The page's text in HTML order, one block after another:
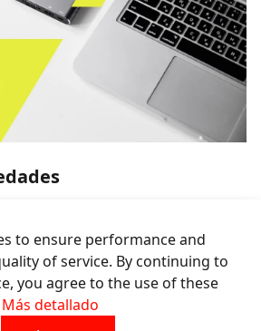
de Canyon
to ensure performance and
of service. By continuing to
you agree to the use of these
Más detallado